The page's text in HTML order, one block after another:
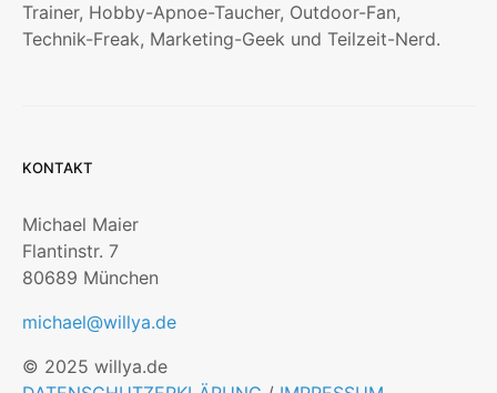
Trainer, Hobby-Apnoe-Taucher, Outdoor-Fan,
Technik-Freak, Marketing-Geek und Teilzeit-Nerd.
KONTAKT
Michael Maier
Flantinstr. 7
80689 München
michael@willya.de
© 2025 willya.de